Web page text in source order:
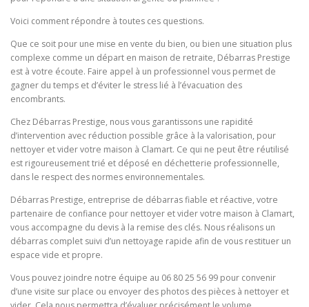
Voici comment répondre à toutes ces questions.
Que ce soit pour une mise en vente du bien, ou bien une situation plus
complexe comme un départ en maison de retraite, Débarras Prestige
est à votre écoute. Faire appel à un professionnel vous permet de
gagner du temps et d’éviter le stress lié à l’évacuation des
encombrants.
Chez Débarras Prestige, nous vous garantissons une rapidité
d’intervention avec réduction possible grâce à la valorisation, pour
nettoyer et vider votre maison à Clamart. Ce qui ne peut être réutilisé
est rigoureusement trié et déposé en déchetterie professionnelle,
dans le respect des normes environnementales.
Débarras Prestige, entreprise de débarras fiable et réactive, votre
partenaire de confiance pour nettoyer et vider votre maison à Clamart,
vous accompagne du devis à la remise des clés. Nous réalisons un
débarras complet suivi d’un nettoyage rapide afin de vous restituer un
espace vide et propre.
Vous pouvez joindre notre équipe au 06 80 25 56 99 pour convenir
d’une visite sur place ou envoyer des photos des pièces à nettoyer et